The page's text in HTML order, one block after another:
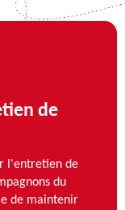
de
l'entretien de
du
de maintenir